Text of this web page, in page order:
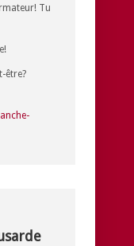
Tu
être?